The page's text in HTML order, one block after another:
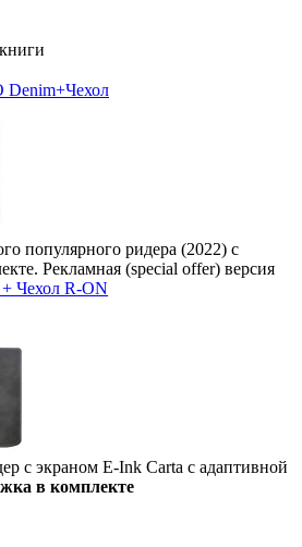
Denim+Чехол
популярного ридера (2022) с
Рекламная (special offer) версия
Чехол R-ON
с экраном E-Ink Carta с адаптивной
в комплекте